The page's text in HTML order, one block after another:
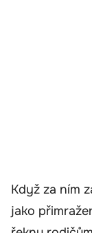
Když za ním
jako